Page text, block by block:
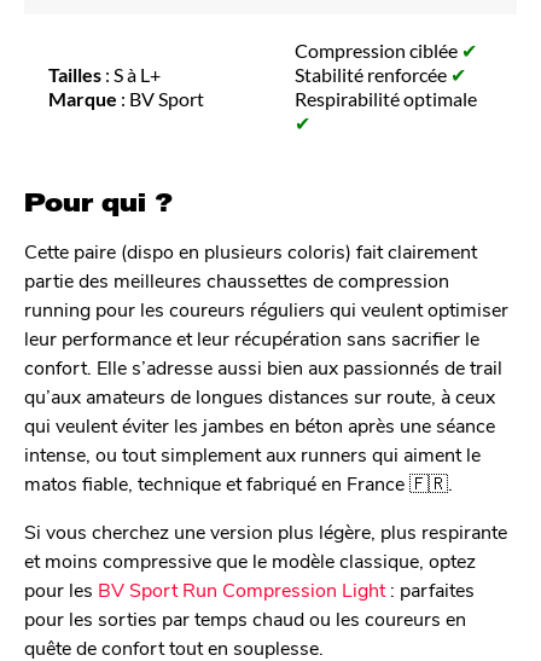
Tailles : S à L+
Marque : BV Sport
Compression ciblée ✔
Stabilité renforcée ✔
Respirabilité optimale
✔
Pour qui ?
Cette paire (dispo en plusieurs coloris) fait clairement
partie des meilleures chaussettes de compression
running pour les coureurs réguliers qui veulent optimiser
leur performance et leur récupération sans sacrifier le
confort. Elle s’adresse aussi bien aux passionnés de trail
qu’aux amateurs de longues distances sur route, à ceux
qui veulent éviter les jambes en béton après une séance
intense, ou tout simplement aux runners qui aiment le
matos fiable, technique et fabriqué en France 🇫🇷.
Si vous cherchez une version plus légère, plus respirante
et moins compressive que le modèle classique, optez
pour les BV Sport Run Compression Light: parfaites
pour les sorties par temps chaud ou les coureurs en
quête de confort tout en souplesse.